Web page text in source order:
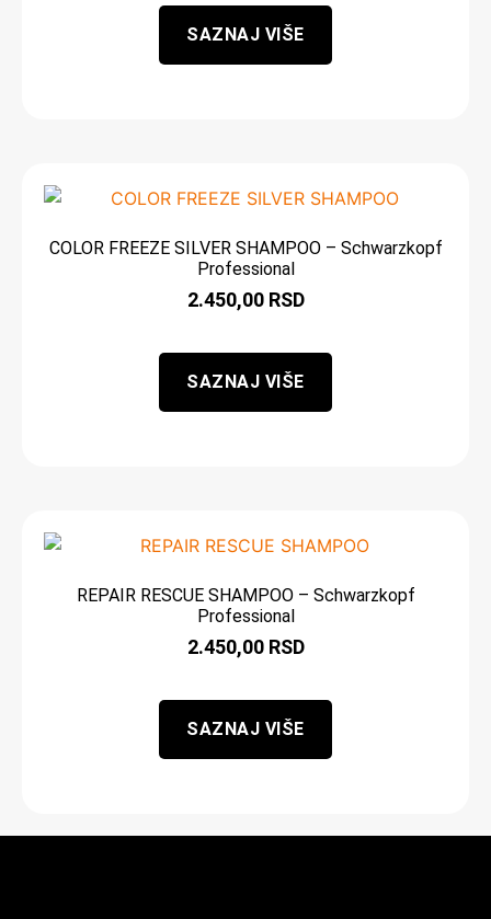
SAZNAJ VIŠE
COLOR FREEZE SILVER SHAMPOO – Schwarzkopf
Professional
2.450,00 RSD
SAZNAJ VIŠE
REPAIR RESCUE SHAMPOO – Schwarzkopf
Professional
2.450,00 RSD
SAZNAJ VIŠE